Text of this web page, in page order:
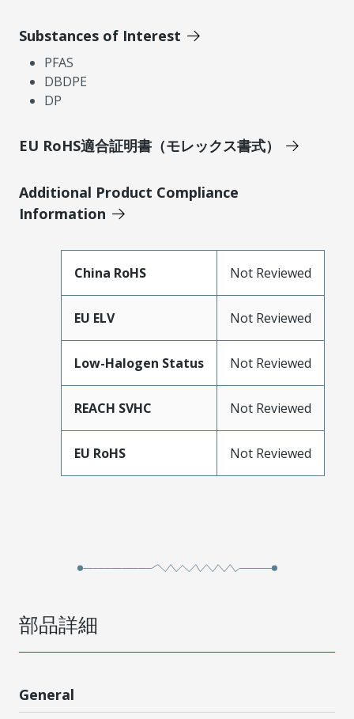
Substances of Interest
PFAS
DBDPE
DP
EU RoHS適合証明書（モレックス書式）
Additional Product Compliance
Information
China RoHS Not Reviewed
EU ELV Not Reviewed
Low-Halogen Status Not Reviewed
REACH SVHC Not Reviewed
EU RoHS Not Reviewed
部品詳細
General